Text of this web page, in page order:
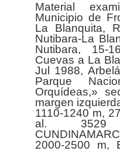
Material
Municipio de
La Blanquita,
Nutibara-La
Nutibara,
Cuevas a La
Jul 1988,
Parque
Orquídeas,»
margen
1110-1240 m,
al. 3529
2000-2500 m,